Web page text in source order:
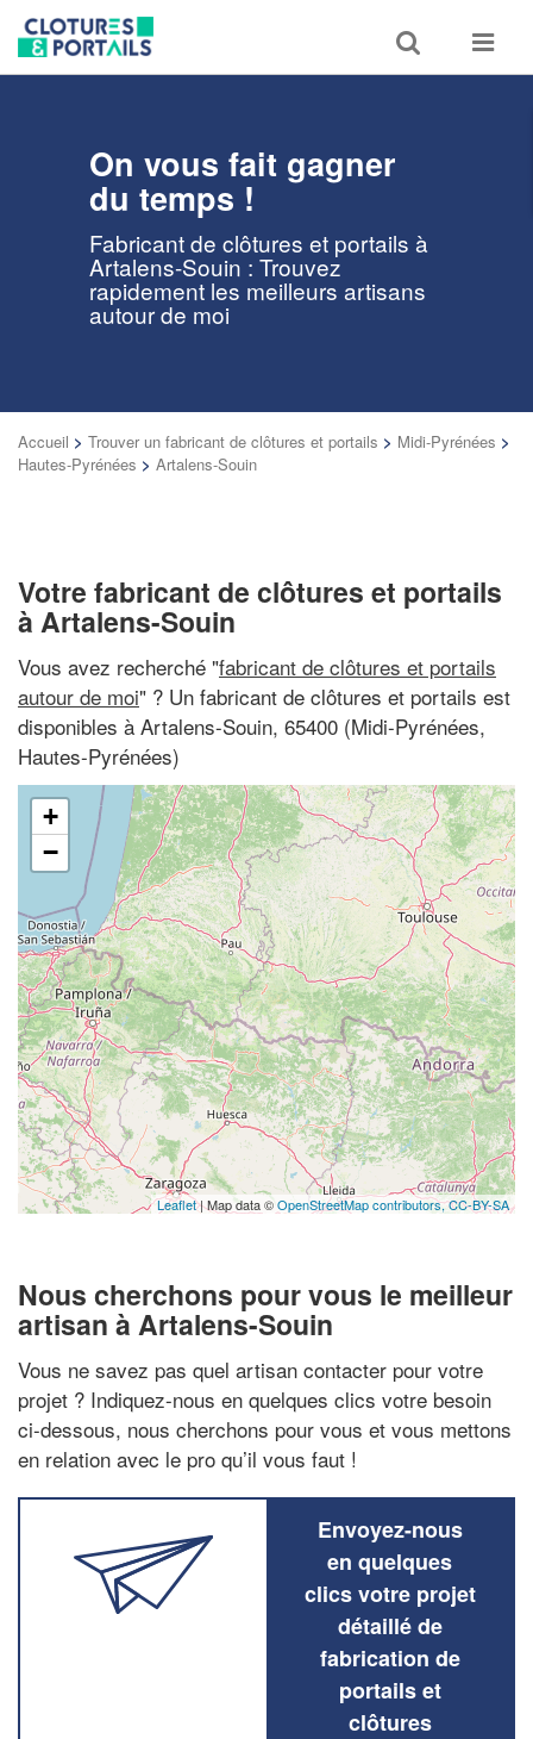
Toggle
search
Toggle
On vous fait gagner
du temps !
Fabricant de clôtures et portails à
Artalens-Souin : Trouvez
rapidement les meilleurs artisans
autour de moi
Accueil > Trouver un fabricant de clôtures et portails > Midi-Pyrénées >
Hautes-Pyrénées > Artalens-Souin
Votre fabricant de clôtures et portails
à Artalens-Souin
Vous avez recherché "fabricant de clôtures et portails
autour de moi" ? Un fabricant de clôtures et portails est
disponibles à Artalens-Souin, 65400 (Midi-Pyrénées,
Hautes-Pyrénées)
+
−
Leaflet| Map data ©OpenStreetMap contributors,CC-BY-SA
Nous cherchons pour vous le meilleur
artisan à Artalens-Souin
Vous ne savez pas quel artisan contacter pour votre
projet ? Indiquez-nous en quelques clics votre besoin
ci-dessous, nous cherchons pour vous et vous mettons
en relation avec le pro qu’il vous faut !
Envoyez-nous
en quelques
clics votre projet
détaillé de
fabrication de
portails et
clôtures